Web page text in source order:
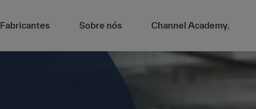
Fabricantes Sobre nós Channel Academy,